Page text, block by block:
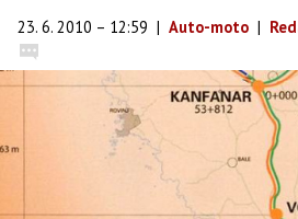
23. 6. 2010 – 12:59 | Auto-moto |